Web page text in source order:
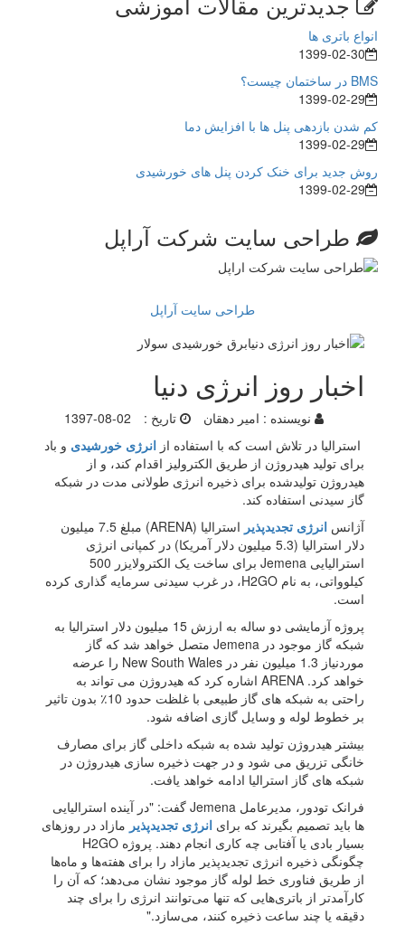
انواع باتری ها
1399-02-30
BMS در ساختمان چیست؟
1399-02-29
کم شدن بازدهی پنل ها با افزایش دما
1399-02-29
روش جدید برای خنک کردن پنل های خورشیدی
1399-02-29
طراحی سایت شرکت آراپل
طراحی سایت آراپل
اخبار روز انرژی دنیا
نویسنده : امیر دهقان تاریخ :
1397-08-02
استرالیا در تلاش است که با استفاده از انرژی خورشیدی و باد
برای تولید هیدروژن از طریق الکترولیز اقدام کند، و از
هیدروژن تولیدشده برای ذخیره انرژی طولانی مدت در شبکه
گاز سیدنی استفاده کند.
آژانس انرژی تجدیدپذیر
استرالیا (ARENA) مبلغ 7.5 میلیون
دلار استرالیا (5.3 میلیون دلار آمریکا) در کمپانی انرژی
استرالیایی Jemena برای ساخت یک الکترولایزر 500
کیلوواتی، به نام H2GO، در غرب سیدنی سرمایه گذاری کرده
است.
پروژه آزمایشی دو ساله به ارزش 15 میلیون دلار استرالیا به
شبکه گاز موجود در Jemena متصل خواهد شد که گاز
موردنیاز 1.3 میلیون نفر در New South Wales را عرضه
خواهد کرد. ARENA اشاره کرد که هیدروژن می تواند به
راحتی به شبکه های گاز طبیعی با غلظت حدود 10٪ بدون تاثیر
بر خطوط لوله و وسایل گازی اضافه شود.
بیشتر هیدروژن تولید شده به شبکه داخلی گاز برای مصارف
خانگی تزریق می شود و در جهت ذخیره سازی هیدروژن در
شبکه های گاز استرالیا ادامه خواهد یافت.
فرانک تودور، مدیرعامل Jemena گفت: "در آینده استرالیایی
ها باید تصمیم بگیرند که برای انرژی تجدیدپذیر مازاد در روزهای
بسیار بادی یا آفتابی چه کاری انجام دهند. پروژه H2GO
چگونگی ذخیره انرژی تجدیدپذیر مازاد را برای هفته‌ها و ماه‌ها
از طریق فناوری خط لوله گاز موجود نشان می‌دهد؛ که آن را
کارآمدتر از باتری‌هایی که تنها می‌توانند انرژی را برای چند
دقیقه یا چند ساعت ذخیره کنند، می‌سازد."